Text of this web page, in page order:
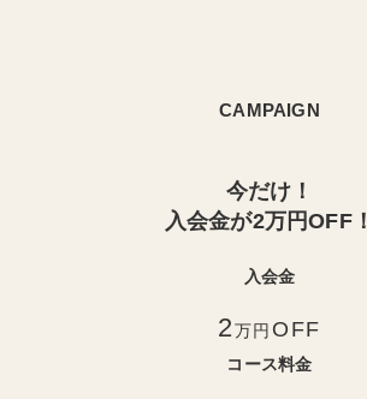
CAMPAIGN
今だけ！
入会金が2万円OFF！
入会金
2万円 OFF
コース料金